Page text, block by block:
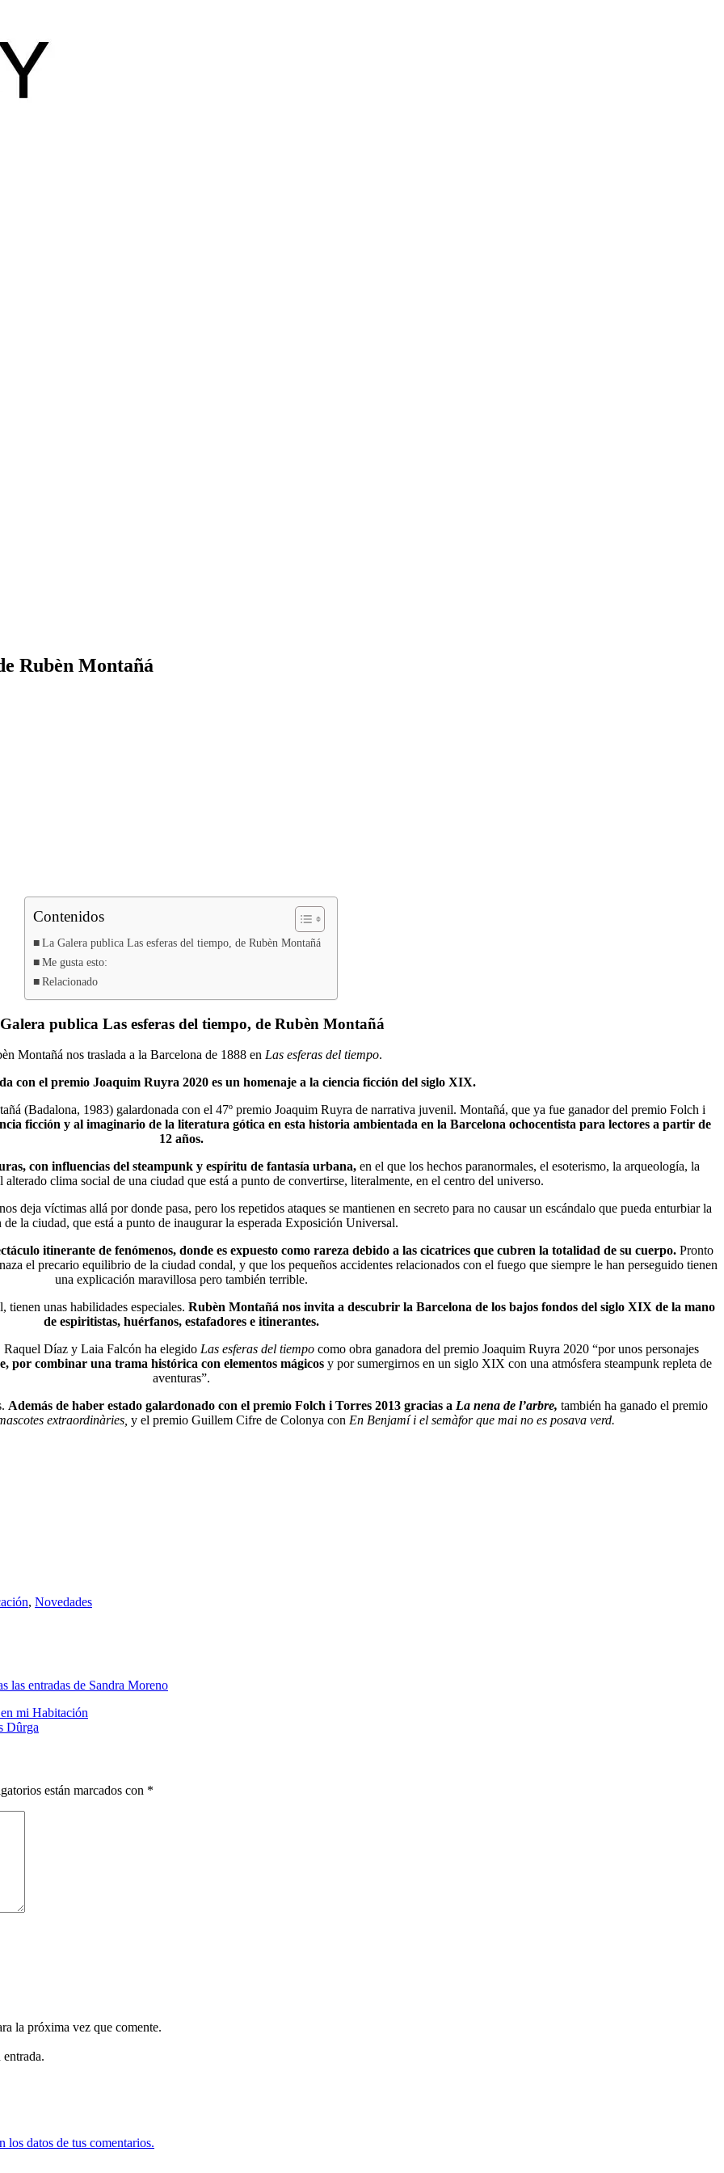
Rubèn Montañá
Contenidos
La Galera publica Las esferas del tiempo, de Rubèn Montañá
Me gusta esto:
Relacionado
publica Las esferas del tiempo, de Rubèn Montañá
Montañá nos traslada a la Barcelona de 1888 en Las esferas del tiempo.
con el premio Joaquim Ruyra 2020 es un homenaje a la ciencia ficción del siglo XIX.
(Badalona, 1983) galardonada con el 47º premio Joaquim Ruyra de narrativa juvenil. Montañá, que ya fue ganador del premio Folch i
ficción y al imaginario de la literatura gótica en esta historia ambientada en la Barcelona ochocentista para lectores a partir de
12 años.
con influencias del steampunk y espíritu de fantasía urbana,en el que los hechos paranormales, el esoterismo, la arqueología, la
clima social de una ciudad que está a punto de convertirse, literalmente, en el centro del universo.
deja víctimas allá por donde pasa, pero los repetidos ataques se mantienen en secreto para no causar un escándalo que pueda enturbiar la
de la ciudad, que está a punto de inaugurar la esperada Exposición Universal.
itinerante de fenómenos, donde es expuesto como rareza debido a las cicatrices que cubren la totalidad de su cuerpo.Pronto
el precario equilibrio de la ciudad condal, y que los pequeños accidentes relacionados con el fuego que siempre le han perseguido tienen
una explicación maravillosa pero también terrible.
unas habilidades especiales. Rubèn Montañá nos invita a descubrir la Barcelona de los bajos fondos del siglo XIX de la mano
de espiritistas, huérfanos, estafadores e itinerantes.
Díaz y Laia Falcón ha elegido Las esferas del tiempo como obra ganadora del premio Joaquim Ruyra 2020 “por unos personajes
por combinar una trama histórica con elementos mágicos y por sumergirnos en un siglo XIX con una atmósfera steampunk repleta de
aventuras”.
Además de haber estado galardonado con el premio Folch i Torres 2013 gracias a La nena de l’arbre, también ha ganado el premio
extraordinàries, y el premio Guillem Cifre de Colonya con En Benjamí i el semàfor que mai no es posava verd.
, Novedades
las entradas de Sandra Moreno
mi Habitación
Dûrga
están marcados con *
la próxima vez que comente.
los datos de tus comentarios.